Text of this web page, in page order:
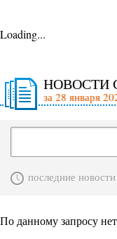
Loading...
НОВОСТИ
за 28 января
последние новости
По данному запросу